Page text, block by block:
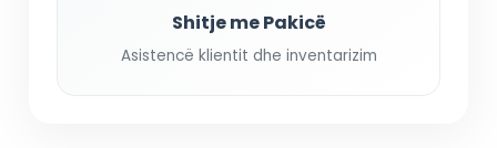
Shitje me Pakicë
Asistencë klientit dhe inventarizim